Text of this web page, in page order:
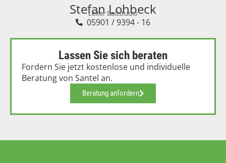
Stefan Lohbeck
Leiter Badstudio
05901 / 9394 - 16
Lassen Sie sich beraten
Fordern Sie jetzt kostenlose und individuelle
Beratung von Santel an.
Beratung anfordern